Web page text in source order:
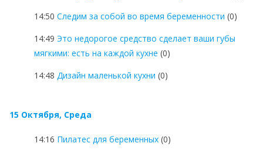
14:50 Следим за собой во время беременности (0)
14:49 Это недорогое средство сделает ваши губы
мягкими: есть на каждой кухне (0)
14:48 Дизайн маленькой кухни (0)
15 Октября, Среда
14:16 Пилатес для беременных (0)